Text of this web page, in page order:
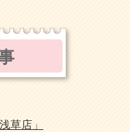
草店」